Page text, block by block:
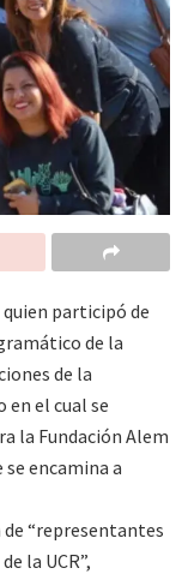
quien participó de
de la
de la
en el cual se
la Fundación Alem
encamina a
“representantes
la UCR”,